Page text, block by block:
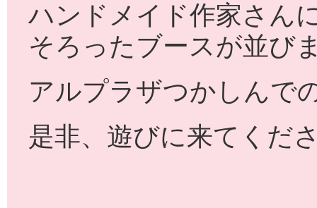
ハンドメイド作家さん
そろったブースが並び
アルプラザつかしんで
是非、遊びに来てくだ